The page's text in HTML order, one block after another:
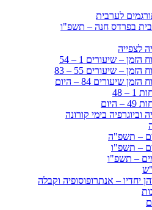
לערבית
בפרדס חנה – תשפ"ו
לצפייה
– שיעורים 1 – 54
– שיעורים 55 – 83
שיעורים 84 – היום
48
וביוגרפיה בימי קורונה
– תשפ"ה
– תשפ"ו
– תשפ"ו
יחדיו – אנתרופוסופיה וקבלה